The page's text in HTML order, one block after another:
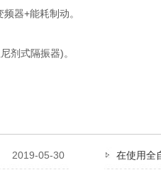
器+能耗制动。
式隔振器)。
2019-05-30 在使用全